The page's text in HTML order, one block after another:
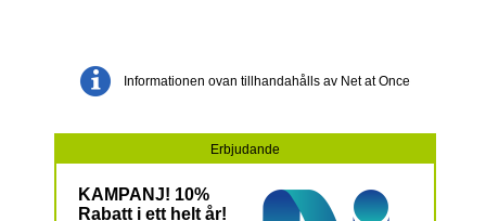
Informationen ovan tillhandahålls av Net at Once
Erbjudande
KAMPANJ! 10%
Rabatt i ett helt år!